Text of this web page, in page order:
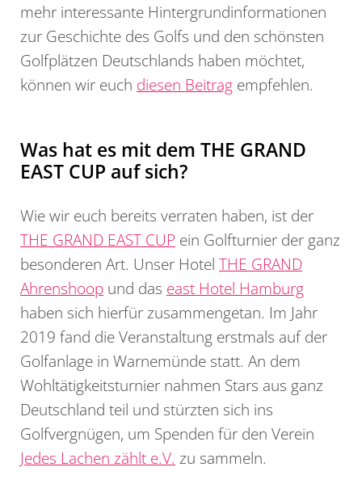
mehr interessante Hintergrundinformationen
zur Geschichte des Golfs und den schönsten
Golfplätzen Deutschlands haben möchtet,
können wir euch diesen Beitrag empfehlen.
Was hat es mit dem THE GRAND
EAST CUP auf sich?
Wie wir euch bereits verraten haben, ist der
THE GRAND EAST CUP ein Golfturnier der ganz
besonderen Art. Unser Hotel THE GRAND
Ahrenshoop und das east Hotel Hamburg
haben sich hierfür zusammengetan. Im Jahr
2019 fand die Veranstaltung erstmals auf der
Golfanlage in Warnemünde statt. An dem
Wohltätigkeitsturnier nahmen Stars aus ganz
Deutschland teil und stürzten sich ins
Golfvergnügen, um Spenden für den Verein
Jedes Lachen zählt e.V. zu sammeln.